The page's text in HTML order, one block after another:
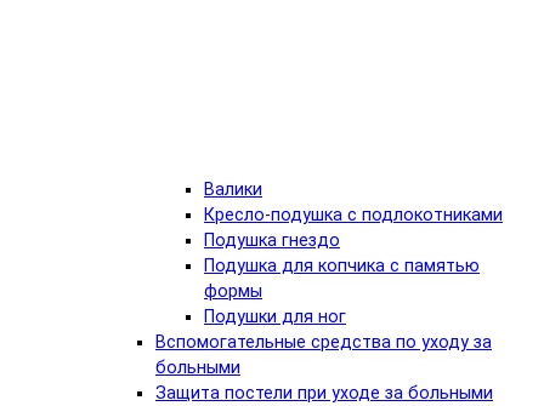
Валики
Кресло-подушка с подлокотниками
Подушка гнездо
Подушка для копчика с памятью
формы
Подушки для ног
Вспомогательные средства по уходу за
больными
Защита постели при уходе за больными